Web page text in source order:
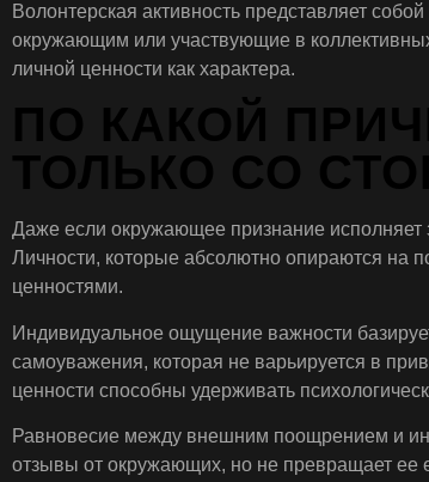
Волонтерская активность представляет
окружающим или участвующие в
личной ценности как характера.
ПО КАКОЙ
ТОЛЬКО СО
Даже если окружающее признание исполняет
Личности, которые абсолютно опираются на
ценностями.
Индивидуальное ощущение важности
самоуважения, которая не варьируется в
ценности способны удерживать
Равновесие между внешним поощрением и
отзывы от окружающих, но не превращает ее